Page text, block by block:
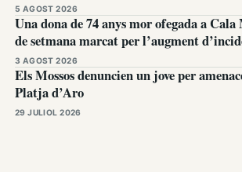
5 AGOST 2026
Una dona de 74 anys mor ofegada a Cala
de setmana marcat per l’augment
3 AGOST 2026
Els Mossos denuncien un jove per
Platja d’Aro
29 JULIOL 2026